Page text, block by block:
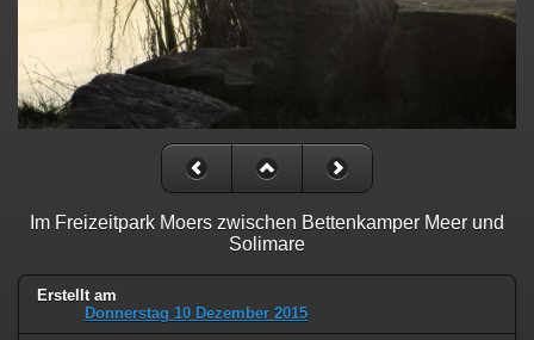
Im Freizeitpark Moers zwischen Bettenkamper Meer und
Solimare
Erstellt am
Donnerstag 10 Dezember 2015